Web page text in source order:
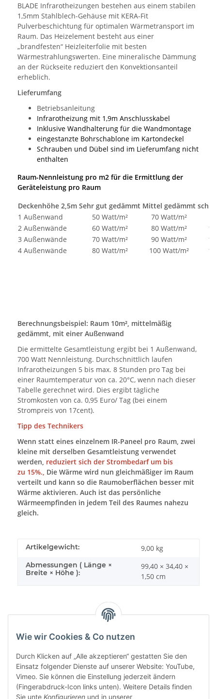
BLADE Infrarotheizungen bestehen aus einem stabilen
1,5mm Stahlblech-Gehäuse mit KERA-Fit
Pulverbeschichtung für optimalen Wärmetransport im
Raum. Das Heizelement besteht aus einer
„brandfesten“ Heizleiterfolie mit besten
Wärmestrahlungswerten. Eine mineralische Dämmung
an der Rückseite reduziert den Konvektionsanteil
erheblich.
Lieferumfang
Betriebsanleitung
Infrarotheizung mit 1,9m Anschlusskabel
Inklusive Wandhalterung für die Wandmontage
eingestanzte Bohrschablone im Kartondeckel
Schrauben und Dübel sind im Lieferumfang nicht
enthalten
Raum-Nennleistung pro m2 für die Ermittlung der
Geräteleistung pro Raum
Deckenhöhe 2,5m Sehr gut gedämmt Mittel gedämmt
1 Außenwand
50 Watt/m² 70 Watt/m²
2 Außenwände
60 Watt/m² 80 Watt/m²
3 Außenwände
70 Watt/m² 90 Watt/m²
4 Außenwände
80 Watt/m² 100 Watt/m²
Berechnungsbeispiel: Raum 10m², mittelmäßig
gedämmt, mit einer Außenwand
Die ermittelte Gesamtleistung ergibt bei 1 Außenwand,
700 Watt Nennleistung. Durchschnittlich laufen
Infrarotheizungen 5 bis max. 8 Stunden pro Tag bei
einer Raumtemperatur von ca. 20°C, wenn nach dieser
Tabelle gerechnet wird. Dies ergibt tägliche
Stromkosten von ca. 0,95 Euro/ Tag (bei einem
Strompreis von 17cent).
Tipp des Technikers
Wenn statt eines einzelnem IR-Paneel pro Raum, zwei
kleine mit derselben Gesamtleistung verwendet
werden, reduziert sich der Strombedarf um bis
zu 15%., Die Wärme wird nun gleichmäßiger im Raum
verteilt und kann so die Raumoberflächen besser mit
Wärme aktivieren. Auch ist das persönliche
Wärmeempfinden in jedem Teil des Raumes nahezu
gleich.
Artikelgewicht: 9,00 kg
Abmessungen ( Länge ×
Breite × Höhe ):
99,40 × 34,40 ×
1,50 cm
Sonstiges
Wie wir Cookies & Co nutzen
Durch Klicken auf „Alle akzeptieren“ gestatten Sie den
Einsatz folgender Dienste auf unserer Website: YouTube,
Vimeo. Sie können die Einstellung jederzeit ändern
(Fingerabdruck-Icon links unten). Weitere Details finden
Sie unte Konfigurieren und in unserer